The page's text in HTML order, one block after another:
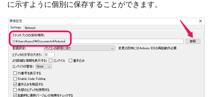
に示すように個別に保存することができます。